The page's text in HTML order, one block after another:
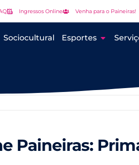
Ingressos Online Venha para o Paineiras!
Sociocultural Esportes
Paineiras: